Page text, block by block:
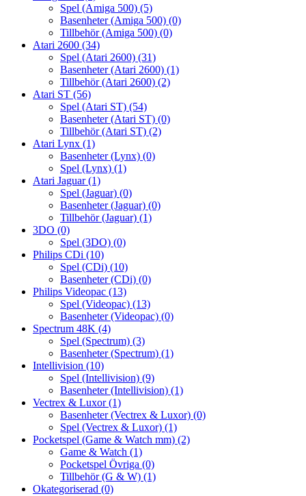
Spel (Amiga 500) (5)
Basenheter (Amiga 500) (0)
Tillbehör (Amiga 500) (0)
Atari 2600 (34)
Spel (Atari 2600) (31)
Basenheter (Atari 2600) (1)
Tillbehör (Atari 2600) (2)
Atari ST (56)
Spel (Atari ST) (54)
Basenheter (Atari ST) (0)
Tillbehör (Atari ST) (2)
Atari Lynx (1)
Basenheter (Lynx) (0)
Spel (Lynx) (1)
Atari Jaguar(1)
Spel (Jaguar) (0)
Basenheter (Jaguar) (0)
Tillbehör (Jaguar) (1)
3DO (0)
Spel (3DO) (0)
Philips CDi (10)
Spel (CDi) (10)
Basenheter (CDi) (0)
Philips Videopac (13)
Spel (Videopac) (13)
Basenheter (Videopac) (0)
Spectrum 48K (4)
Spel (Spectrum) (3)
Basenheter (Spectrum) (1)
Intellivision (10)
Spel (Intellivision) (9)
Basenheter (Intellivision) (1)
Vectrex & Luxor(1)
Basenheter (Vectrex & Luxor) (0)
Spel (Vectrex & Luxor) (1)
Pocketspel (Game & Watch mm) (2)
Game & Watch (1)
Pocketspel Övriga (0)
Tillbehör (G & W) (1)
Okategoriserad (0)